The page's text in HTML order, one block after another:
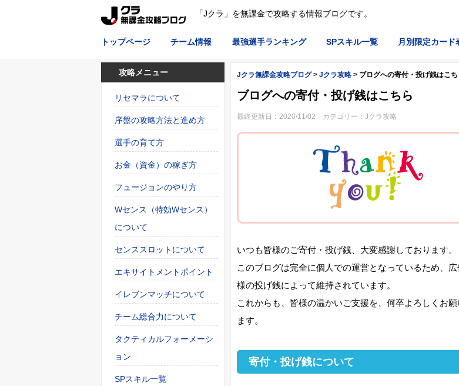
「Jクラ」を無課金で攻略する情報ブログです。
トップページ チーム情報 最強選手ランキング SPスキル一覧 月別限定カード
Jクラ無課金攻略ブログ> Jクラ攻略 > ブログへの寄付・投げ銭はこち
ブログへの寄付・投げ銭はこちら
最終更新日：2020/11/02 カテゴリー： Jクラ攻略
いつも皆様のご寄付・投げ銭、大変感謝しております。
このブログは完全に個人での運営となっているため、
様の投げ銭によって維持されています。
これからも、皆様の温かいご支援を、何卒よろしくお願
ます。
寄付・投げ銭について
攻略メニュー
リセマラについて
序盤の攻略方法と進め方
選手の育て方
お金（資金）の稼ぎ方
フュージョンのやり方
Wセンス（特効Wセンス）
について
センススロットについて
エキサイトメントポイント
イレブンマッチについて
チーム総合力について
タクティカルフォーメーシ
ョン
SPスキル一覧